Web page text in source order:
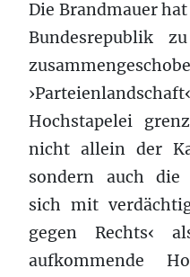
Die Brandmauer
Bundesrepublik
Hochstapelei
nicht allein der
sondern auch die
sich mit
gegen Rechts‹
aufkommende